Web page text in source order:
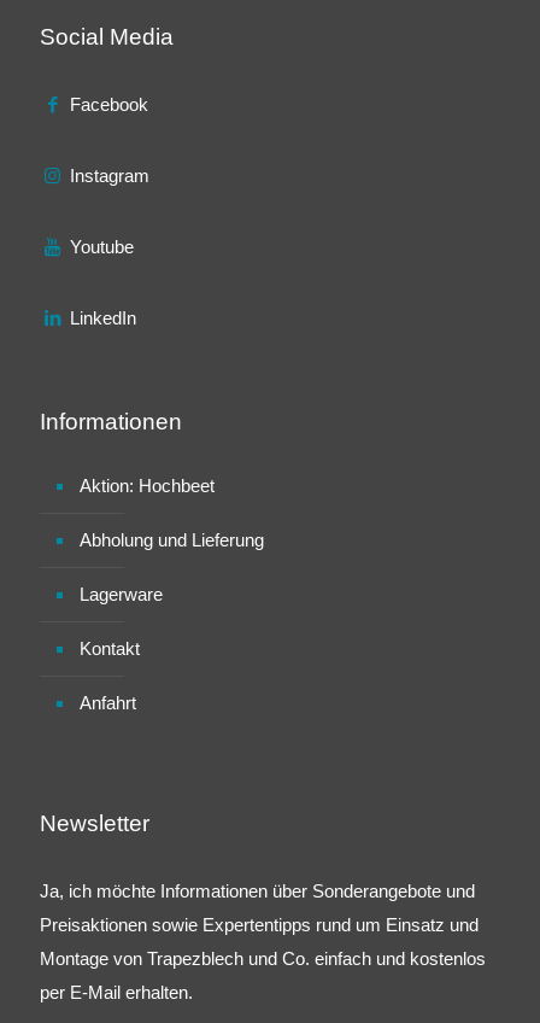
Social Media
Facebook
Instagram
Youtube
LinkedIn
Informationen
Aktion: Hochbeet
Abholung und Lieferung
Lagerware
Kontakt
Anfahrt
Newsletter
Ja, ich möchte Informationen über Sonderangebote und
Preisaktionen sowie Expertentipps rund um Einsatz und
Montage von Trapezblech und Co. einfach und kostenlos
per E-Mail erhalten.